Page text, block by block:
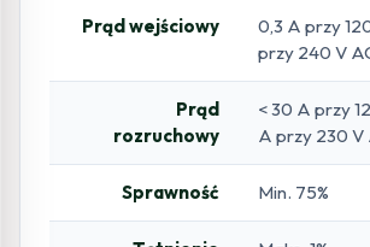
Prąd wejściowy
0,3 A przy
przy 240 V
Prąd
rozruchowy
< 30 A przy
A przy 230 V
Sprawność Min. 75%